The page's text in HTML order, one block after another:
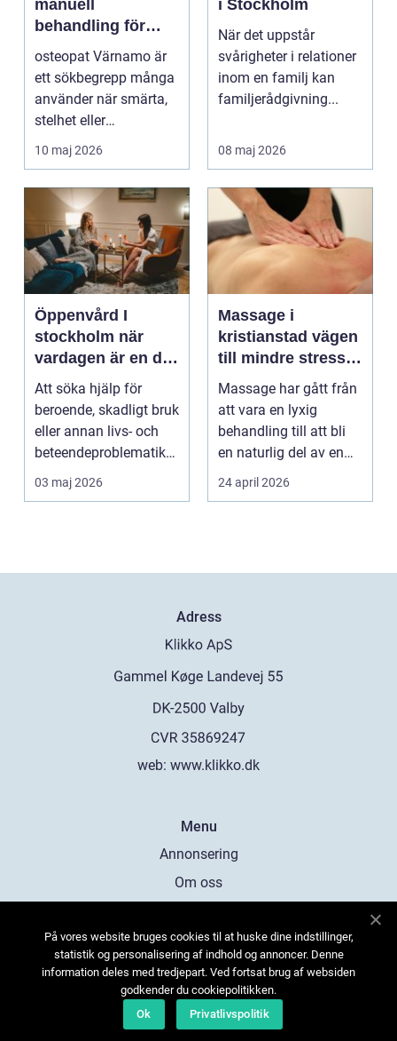
manuell
behandling för
minskad smärta
och Ökad rörlighet
osteopat Värnamo är
ett sökbegrepp många
använder när smärta,
stelhet eller
återkommande värk
börjar...
10 maj 2026
i Stockholm
När det uppstår
svårigheter i relationer
inom en familj kan
familjerådgivning...
08 maj 2026
Öppenvård I
stockholm när
vardagen är en del
av behandlingen
Att söka hjälp för
beroende, skadligt bruk
eller annan livs- och
beteendeproblematik
är ett stort st...
03 maj 2026
Massage i
kristianstad vägen
till mindre stress
och mer energi i
vardagen
Massage har gått från
att vara en lyxig
behandling till att bli
en naturlig del av en
hållbar livsst...
24 april 2026
Adress
web: www.klikko.dk
Menu
Annonsering
Om oss
Kontakta oss
Sitemap
På vores website bruges cookies til at huske dine indstillinger,
statistik og personalisering af indhold og annoncer. Denne
information deles med tredjepart. Ved fortsat brug af websiden
godkender du cookiepolitikken.
Ok
Privatlivspolitik